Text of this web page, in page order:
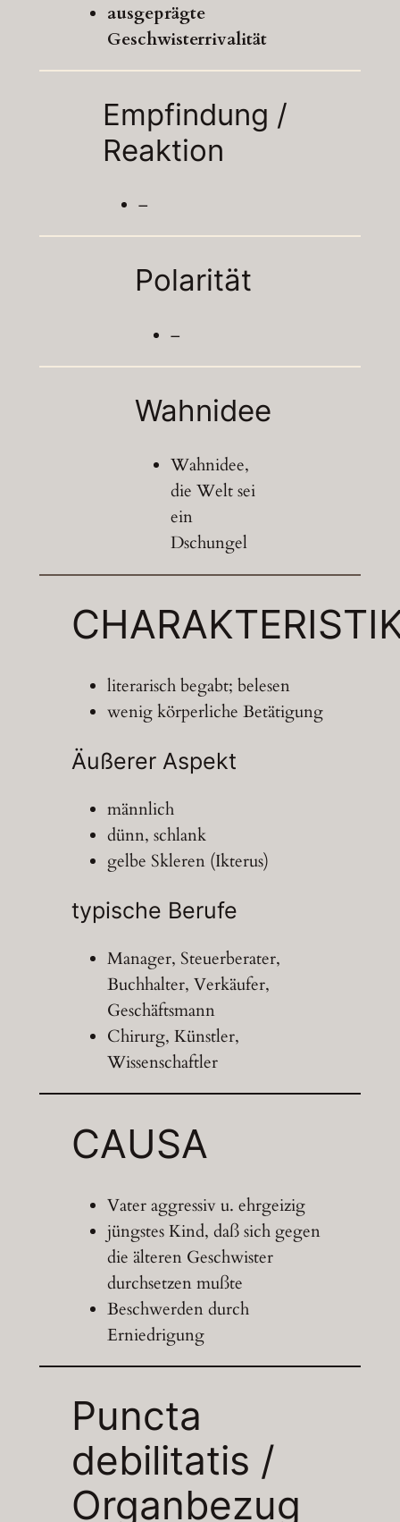
ausgeprägte
Geschwisterrivalität
Empfindung /
Reaktion
–
Polarität
–
Wahnidee
Wahnidee,
die Welt sei
ein
Dschungel
literarisch begabt; belesen
wenig körperliche Betätigung
Äußerer Aspekt
männlich
dünn, schlank
gelbe Skleren (Ikterus)
typische Berufe
Manager, Steuerberater,
Buchhalter, Verkäufer,
Geschäftsmann
Chirurg, Künstler,
Wissenschaftler
CAUSA
Vater aggressiv u. ehrgeizig
jüngstes Kind, daß sich gegen
die älteren Geschwister
durchsetzen mußte
Beschwerden durch
Erniedrigung
Puncta
debilitatis /
Organbezug